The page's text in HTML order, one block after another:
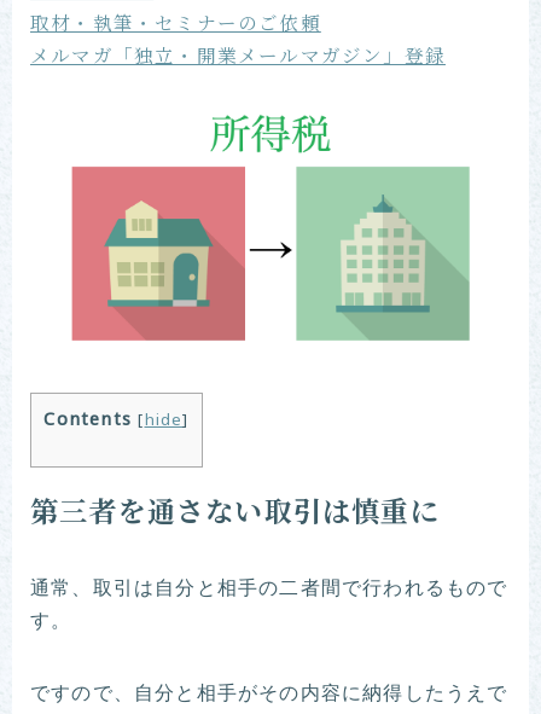
取材・執筆・セミナーのご依頼
メルマガ「独立・開業メールマガジン」登録
Contents [hide]
第三者を通さない取引は慎重に
通常、取引は自分と相手の二者間で行われるもので
す。
ですので、自分と相手がその内容に納得したうえで